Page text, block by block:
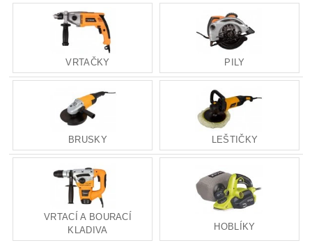
VRTAČKY PILY
BRUSKY LEŠTIČKY
VRTACÍ A BOURACÍ
KLADIVA
HOBLÍKY